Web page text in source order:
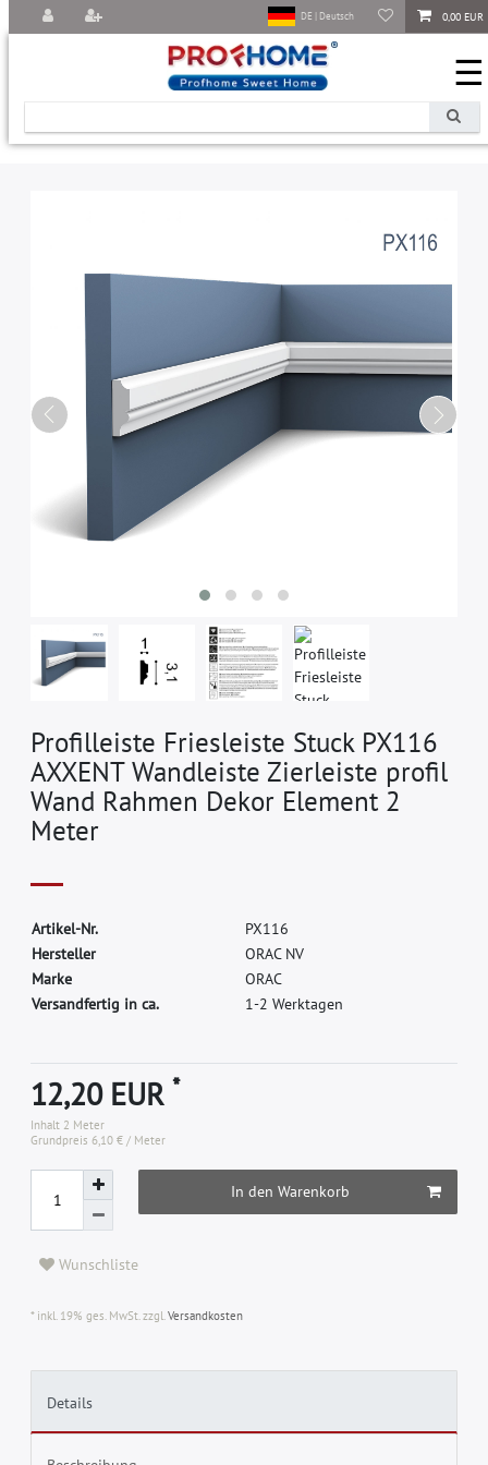
0,00 EUR
DE | Deutsch
☰
Profilleiste Friesleiste Stuck PX116
AXXENT Wandleiste Zierleiste profil
Wand Rahmen Dekor Element 2
Meter
Artikel-Nr. PX116
Hersteller ORAC NV
Marke ORAC
Versandfertig in ca.
1-2 Werktagen
12,20 EUR*
Inhalt 2 Meter
Grundpreis6,10 € / Meter
In den Warenkorb
Wunschliste
* inkl. 19% ges. MwSt. zzgl.Versandkosten
Details